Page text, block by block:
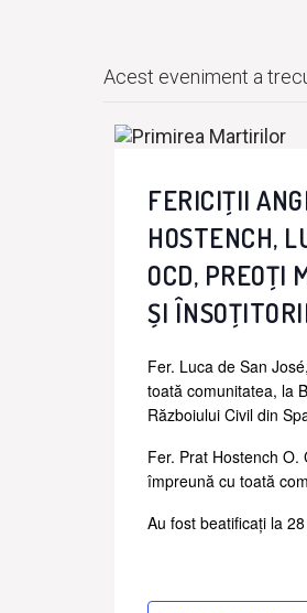
Acest eveniment a
FERICIŢII
HOSTENCH,
OCD, PREOŢI
ȘI
Fer. Luca de San
toată comunitatea, la
Războiului Civil din
Fer. Prat Hostench
împreună cu toată
Au fost beatificați la 28